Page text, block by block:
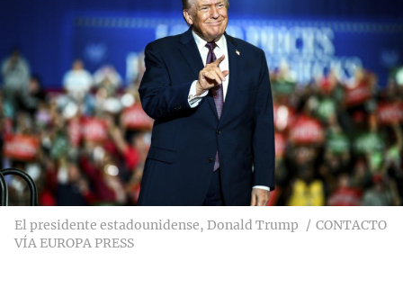
El presidente estadounidense, Donald Trump
CONTACTO
VÍA EUROPA PRESS